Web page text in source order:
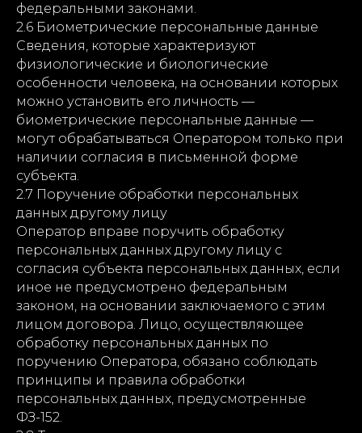
федеральными законами.
2.6 Биометрические персональные данные
Сведения, которые характеризуют
физиологические и биологические
особенности человека, на основании которых
можно установить его личность —
биометрические персональные данные —
могут обрабатываться Оператором только при
наличии согласия в письменной форме
субъекта.
2.7 Поручение обработки персональных
данных другому лицу
Оператор вправе поручить обработку
персональных данных другому лицу с
согласия субъекта персональных данных, если
иное не предусмотрено федеральным
законом, на основании заключаемого с этим
лицом договора. Лицо, осуществляющее
обработку персональных данных по
поручению Оператора, обязано соблюдать
принципы и правила обработки
персональных данных, предусмотренные
ФЗ-152.